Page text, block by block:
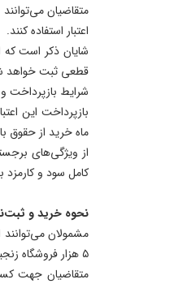
اعتبار استفاده کنند.
شایان ذکر است که
قطعی ثبت خواهد
شرایط بازپرداخت
ماه خرید از حقوق
از ویژگی‌های
کامل سود و کارمزد
نحوه خرید و
مشمولان
۵ هزار فروشگاه زنجیره‌ای و مراکز عرضه کالاهای مصرفی در سراسر کشور استفاده کنند.
متقاضیان جهت